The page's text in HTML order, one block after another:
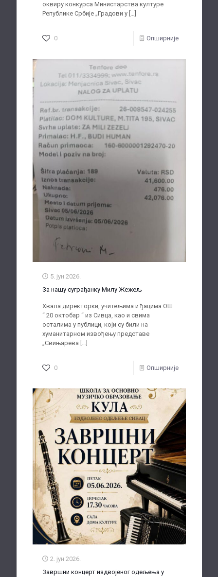
оквиру конкурса Министарства културе
Републике Србије „Градови у[…]
0 Опширније
5. јун 2026.
За нашу суграђанку Милу Жежељ
Хвала директорки, учитељима и ђацима ОШ
“ 20 октобар “ из Сивца, као и свима
осталима у публици, који су били на
хуманитарном извођењу представе
„Свињарева […]
0 Опширније
2. јун 2026.
Завршни концерт издвојеног одељења у